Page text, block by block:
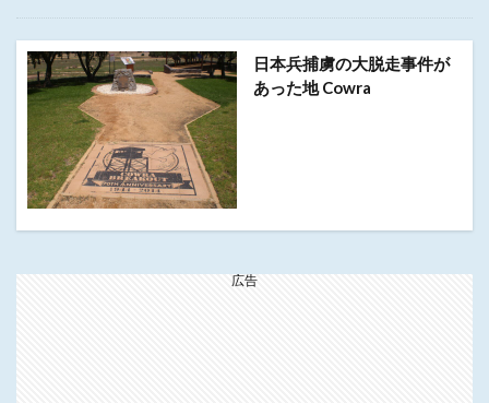
日本兵捕虜の大脱走事件が
あった地 Cowra
広告